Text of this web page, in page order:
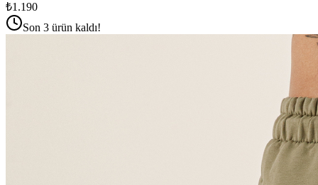
₺1.190
Son 3 ürün kaldı!